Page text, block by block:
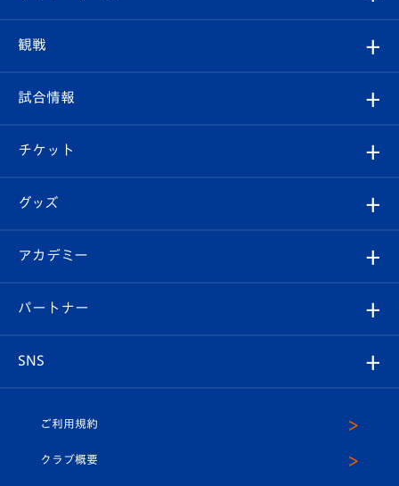
クラブ
試合情報
チケット
イベント
メディア
ホームタウン
クラブ概要
エンブレム紹介
スタッフプロフィール
マスコット紹介
観戦
観戦ルール
はじめての観戦ガイド
Revive Team
ヴィヴィくんの長崎おもてなしガイド
試合情報
試合日程/結果
フォトギャラリー
スタジアムグルメ
チケット
チケット
V-LOVERS（ファンクラブ）
プレイヤーズスイート
グッズ
オンラインショップ
店舗情報
アカデミー
育成からのお知らせ
U-18
パートナー
SNS
ヴィヴィくんインスタグラム
ご利用規約
クラブ概要